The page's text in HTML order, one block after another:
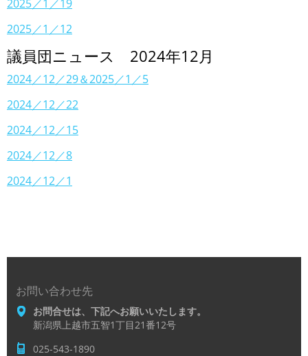
2025／1／19
2025／1／12
議員団ニュース 2024年12月
2024／12／29＆2025／1／5
2024／12／22
2024／12／15
2024／12／8
2024／12／1
お問い合わせ先
お問合せは、下記へお願いいたします。
新潟県上越市五智1丁目21番12号
025-543-1890